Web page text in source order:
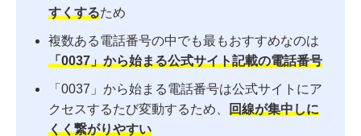
すくするため
複数ある電話番号の中でも最もおすすめなのは
「0037」から始まる公式サイト記載の電話番号
「0037」から始まる電話番号は公式サイトにア
クセスするたび変動するため、 回線が集中しに
くく繋がりやすい